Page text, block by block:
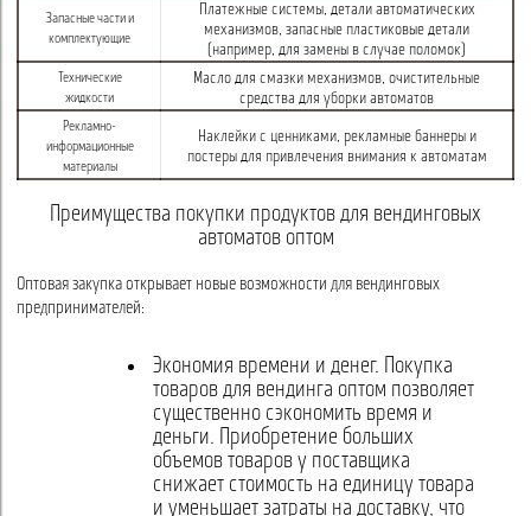
Запасные части и
комплектующие
Платежные системы, детали автоматических
механизмов, запасные пластиковые детали
(например, для замены в случае поломок)
Технические
жидкости
Масло для смазки механизмов, очистительные
средства для уборки автоматов
Рекламно-
информационные
материалы
Наклейки с ценниками, рекламные баннеры и
постеры для привлечения внимания к автоматам
Преимущества покупки продуктов для вендинговых
автоматов оптом
Оптовая закупка открывает новые возможности для вендинговых
предпринимателей:
Экономия времени и денег. Покупка
товаров для вендинга оптом позволяет
существенно сэкономить время и
деньги. Приобретение больших
объемов товаров у поставщика
снижает стоимость на единицу товара
и уменьшает затраты на доставку, что